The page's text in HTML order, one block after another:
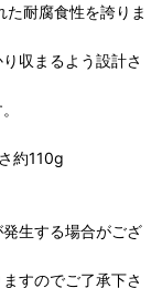
耐腐食性を誇りま
収まるよう設計さ
約110g
生する場合がござ
すのでご了承下さ